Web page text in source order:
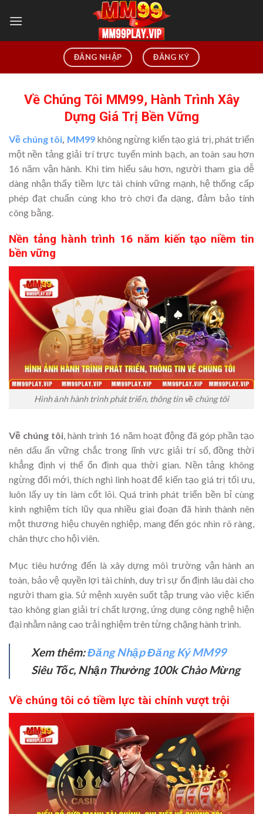
đến
ĐĂNG NHẬP ĐĂNG KÝ
Về Chúng Tôi MM99, Hành Trình Xây
Dựng Giá Trị Bền Vững
Về chúng tôi, MM99không ngừng kiến tạo giá trị, phát triển
một nền tảng giải trí trực tuyến minh bạch, an toàn sau hơn
16 năm vận hành. Khi tìm hiểu sâu hơn, người tham gia dễ
dàng nhận thấy tiềm lực tài chính vững mạnh, hệ thống cấp
phép đạt chuẩn cùng kho trò chơi đa dạng, đảm bảo tính
công bằng.
Nền tảng hành trình 16 năm kiến tạo niềm tin
bền vững
Hình ảnh hành trình phát triển, thông tin về chúng tôi
Về chúng tôi, hành trình 16 năm hoạt động đã góp phần tạo
nên dấu ấn vững chắc trong lĩnh vực giải trí số, đồng thời
khẳng định vị thế ổn định qua thời gian. Nền tảng không
ngừng đổi mới, thích nghi linh hoạt để kiến tạo giá trị tối ưu,
luôn lấy uy tín làm cốt lõi. Quá trình phát triển bền bỉ cùng
kinh nghiệm tích lũy qua nhiều giai đoạn đã hình thành nên
một thương hiệu chuyên nghiệp, mang đến góc nhìn rõ ràng,
chân thực cho hội viên.
Mục tiêu hướng đến là xây dựng môi trường vận hành an
toàn, bảo vệ quyền lợi tài chính, duy trì sự ổn định lâu dài cho
người tham gia. Sứ mệnh xuyên suốt tập trung vào việc kiến
tạo không gian giải trí chất lượng, ứng dụng công nghệ hiện
đại nhằm nâng cao trải nghiệm trên từng chặng hành trình.
Xem thêm:Đăng Nhập Đăng Ký MM99
Siêu Tốc, Nhận Thưởng 100k Chào Mừng
Về chúng tôi có tiềm lực tài chính vượt trội